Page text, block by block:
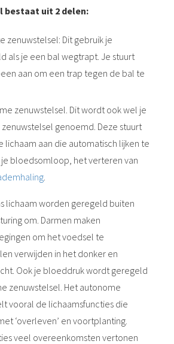
bestaat uit 2 delen:
zenuwstelsel: Dit gebruik je
als je een bal wegtrapt. Je stuurt
aan om een trap tegen de bal te
zenuwstelsel. Dit wordt ook wel je
genoemd. Deze stuurt
lichaam aan die automatisch lijken te
je bloedsomloop, het verteren van
.
lichaam worden geregeld buiten
om. Darmen maken
om het voedsel te
verwijden in het donker en
Ook je bloeddruk wordt geregeld
zenuwstelsel. Het autonome
vooral de lichaamsfuncties die
‘overleven’ en voortplanting.
veel overeenkomsten vertonen